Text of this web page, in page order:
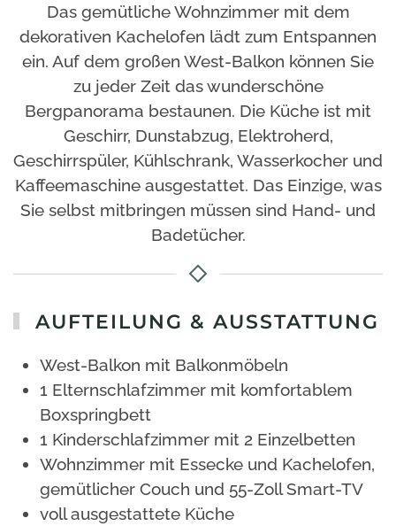
Das gemütliche Wohnzimmer mit dem
dekorativen Kachelofen lädt zum Entspannen
ein. Auf dem großen West-Balkon können Sie
zu jeder Zeit das wunderschöne
Bergpanorama bestaunen. Die Küche ist mit
Geschirr, Dunstabzug, Elektroherd,
Geschirrspüler, Kühlschrank, Wasserkocher und
Kaffeemaschine ausgestattet. Das Einzige, was
Sie selbst mitbringen müssen sind Hand- und
Badetücher.
AUFTEILUNG & AUSSTATTUNG
West-Balkon mit Balkonmöbeln
1 Elternschlafzimmer mit komfortablem
Boxspringbett
1 Kinderschlafzimmer mit 2 Einzelbetten
Wohnzimmer mit Essecke und Kachelofen,
gemütlicher Couch und 55-Zoll Smart-TV
voll ausgestattete Küche